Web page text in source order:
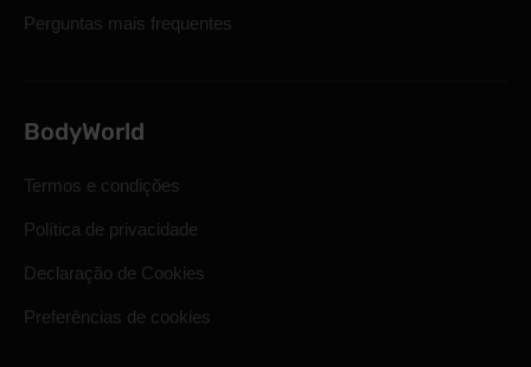
Perguntas mais frequentes
BodyWorld
Termos e condições
Política de privacidade
Declaração de Cookies
Preferências de cookies